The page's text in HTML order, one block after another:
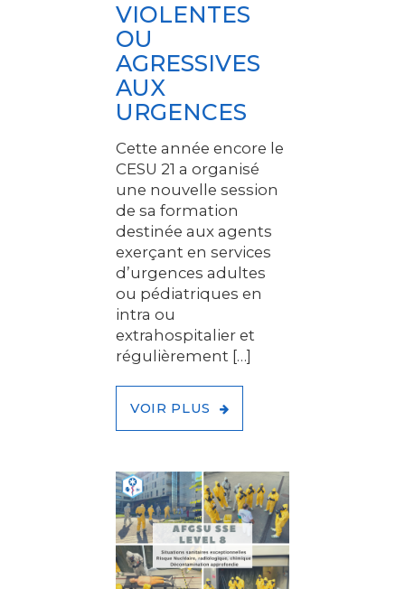
VIOLENTES
OU
AGRESSIVES
AUX
URGENCES
Cette année encore le
CESU 21 a organisé
une nouvelle session
de sa formation
destinée aux agents
exerçant en services
d’urgences adultes
ou pédiatriques en
intra ou
extrahospitalier et
régulièrement […]
VOIR PLUS